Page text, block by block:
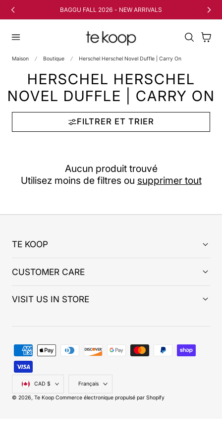
AU CONTENUBAGGU FALL 2026 - NEW ARRIVALS
Panier
Maison Boutique Herschel Herschel Novel Duffle | Carry On
HERSCHEL HERSCHEL
NOVEL DUFFLE | CARRY ON
FILTRER ET TRIER
Aucun produit trouvé
Utilisez moins de filtres ou supprimer tout
TE KOOP
CUSTOMER CARE
VISIT US IN STORE
Pays/région
CAD $ Français
© 2026, Te Koop Commerce électronique propulsé par Shopify
paiement